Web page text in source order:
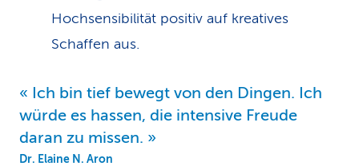
Hochsensibilität positiv auf kreatives
Schaffen aus.
Ich bin tief bewegt von den Dingen. Ich
würde es hassen, die intensive Freude
daran zu missen.
Dr. Elaine N. Aron